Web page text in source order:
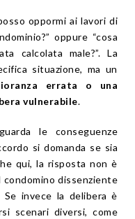
oppormi ai lavori di
oppure “cosa
calcolata male?”. La
situazione, ma un
errata o una
vulnerabile.
le conseguenze
si domanda se sia
qui, la risposta non è
condomino dissenziente
invece la delibera è
scenari diversi, come